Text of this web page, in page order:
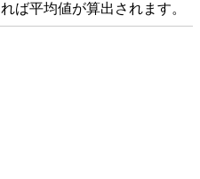
ば平均値が算出されます。